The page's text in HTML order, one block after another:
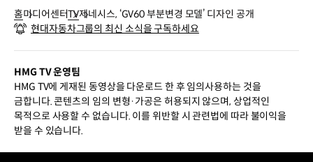
홈미디어센터TV제네시스, ‘GV60 부분변경 모델’ 디자인 공개
현대자동차그룹의 최신 소식을 구독하세요
HMG TV 운영팀
HMG TV에 게재된 동영상을 다운로드 한 후 임의사용하는 것을
금합니다. 콘텐츠의 임의 변형·가공은 허용되지 않으며, 상업적인
목적으로 사용할 수 없습니다. 이를 위반할 시 관련법에 따라 불이익을
받을 수 있습니다.